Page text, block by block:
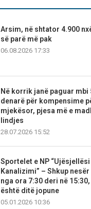
Arsim, në shtator 4.900
së parë më pak
06.08.2026 17:33
Në korrik janë paguar mbi
denarë për kompensime
mjekësor, pjesa më e
lindjes
28.07.2026 15:52
Sportelet e NP
Kanalizimi” – Shkup
nga ora 7:30 deri në
është ditë jopune
05.01.2026 10:36